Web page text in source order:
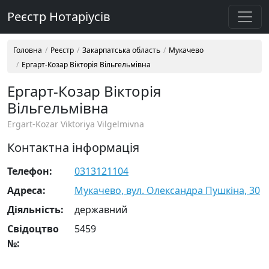
Реєстр Нотаріусів
Головна Реєстр Закарпатська область
Мукачево
Ергарт-Козар Вікторія Вільгельмівна
Ергарт-Козар Вікторія
Вільгельмівна
Ergart-Kozar Viktoriya Vilgelmivna
Контактна інформація
Телефон:
0313121104
Адреса:
Мукачево, вул. Олександра Пушкіна, 30
Діяльність:
державний
Свідоцтво
№:
5459